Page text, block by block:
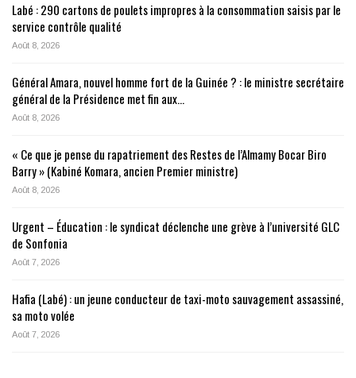
Labé : 290 cartons de poulets impropres à la consommation saisis par le
service contrôle qualité
Août 8, 2026
Général Amara, nouvel homme fort de la Guinée ? : le ministre secrétaire
général de la Présidence met fin aux…
Août 8, 2026
« Ce que je pense du rapatriement des Restes de l’Almamy Bocar Biro
Barry » (Kabiné Komara, ancien Premier ministre)
Août 8, 2026
Urgent – Éducation : le syndicat déclenche une grève à l’université GLC
de Sonfonia
Août 7, 2026
Hafia (Labé) : un jeune conducteur de taxi-moto sauvagement assassiné,
sa moto volée
Août 7, 2026